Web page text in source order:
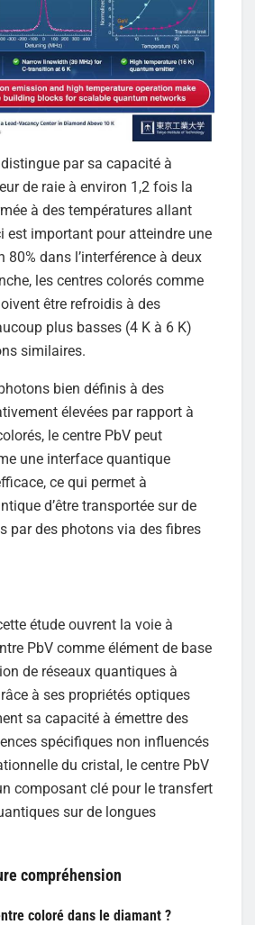
par sa capacité à
de raie à environ 1,2 fois la
à des températures allant
est important pour atteindre une
80% dans l’interférence à deux
les centres colorés comme
être refroidis à des
plus basses (4 K à 6 K)
similaires.
bien définis à des
élevées par rapport à
le centre PbV peut
une interface quantique
ce qui permet à
d’être transportée sur de
par des photons via des fibres
étude ouvrent la voie à
PbV comme élément de base
de réseaux quantiques à
à ses propriétés optiques
sa capacité à émettre des
spécifiques non influencés
du cristal, le centre PbV
composant clé pour le transfert
sur de longues
compréhension
coloré dans le diamant ?